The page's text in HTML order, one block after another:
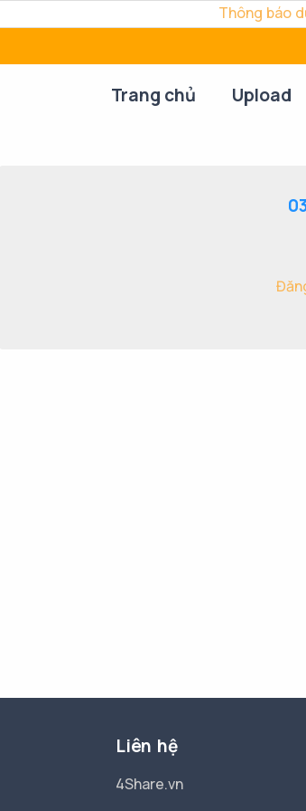
Thông báo
Trang chủ Upload
Liên hệ
4Share.vn